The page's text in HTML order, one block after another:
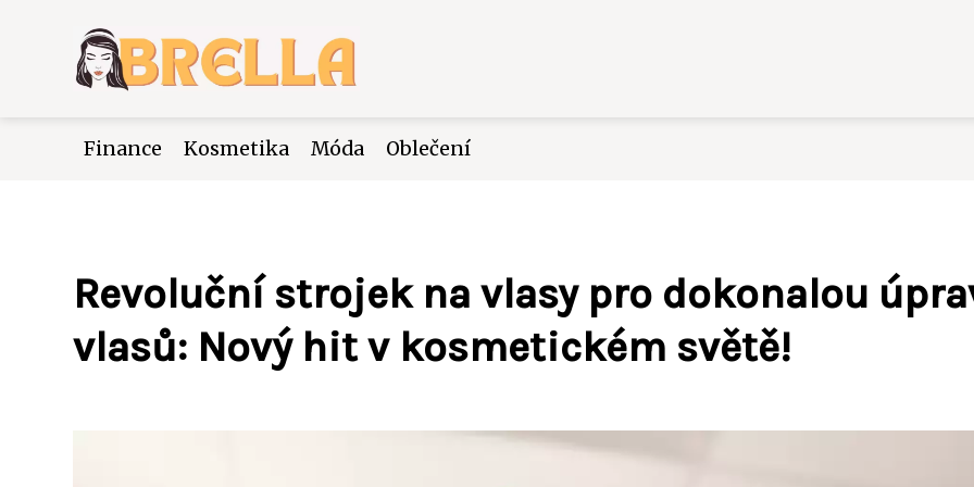
Finance Kosmetika Móda Oblečení
Revoluční strojek na vlasy pro dokonalou
vlasů: Nový hit v kosmetickém světě!